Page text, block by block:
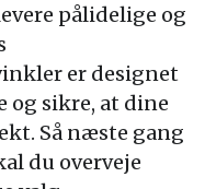
pålidelige og
er designet
og sikre, at dine
Så næste gang
du overveje